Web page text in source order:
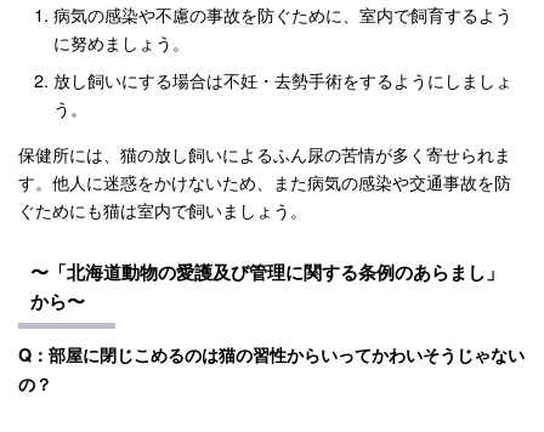
病気の感染や不慮の事故を防ぐために、室内で飼育するよう
に努めましょう。
放し飼いにする場合は不妊・去勢手術をするようにしましょ
う。
保健所には、猫の放し飼いによるふん尿の苦情が多く寄せられま
す。他人に迷惑をかけないため、また病気の感染や交通事故を防
ぐためにも猫は室内で飼いましょう。
〜「北海道動物の愛護及び管理に関する条例のあらまし」
から〜
Q：部屋に閉じこめるのは猫の習性からいってかわいそうじゃない
の？